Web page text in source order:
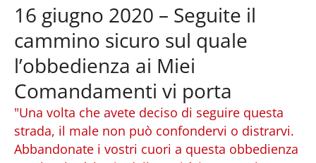
16 giugno 2020 – Seguite il
cammino sicuro sul quale
l’obbedienza ai Miei
Comandamenti vi porta
"Una volta che avete deciso di seguire questa
strada, il male non può confondervi o distrarvi.
Abbandonate i vostri cuori a questa obbedienza